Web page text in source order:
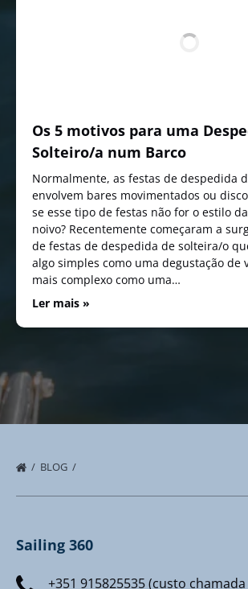
Os 5 motivos para uma
Solteiro/a num Barco
Normalmente, as festas de despedida
envolvem bares movimentados ou
se esse tipo de festas não for o estilo
noivo? Recentemente começaram a
de festas de despedida de solteira/o
algo simples como uma degustação de
mais complexo como uma…
Ler mais »
BLOG
Sailing 360
+351 915825535 (custo